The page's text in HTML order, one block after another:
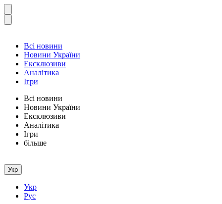
Всі новини
Новини України
Ексклюзиви
Аналітика
Ігри
Всі новини
Новини України
Ексклюзиви
Аналітика
Ігри
більше
Укр
Укр
Рус